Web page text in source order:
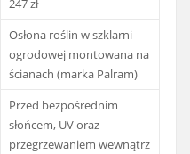
247 zł
Osłona roślin w szklarni
ogrodowej montowana na
ścianach (marka Palram)
Przed bezpośrednim
słońcem, UV oraz
przegrzewaniem wewnątrz